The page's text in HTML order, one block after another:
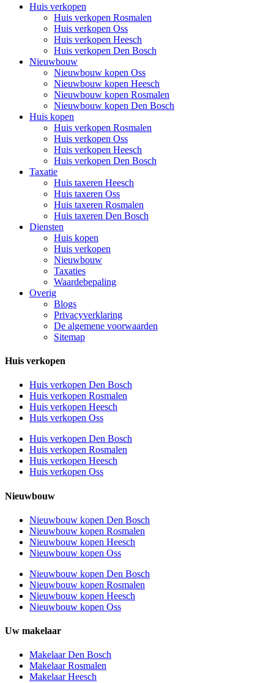
Huis verkopen
Huis verkopen Rosmalen
Huis verkopen Oss
Huis verkopen Heesch
Huis verkopen Den Bosch
Nieuwbouw
Nieuwbouw kopen Oss
Nieuwbouw kopen Heesch
Nieuwbouw kopen Rosmalen
Nieuwbouw kopen Den Bosch
Huis kopen
Huis verkopen Rosmalen
Huis verkopen Oss
Huis verkopen Heesch
Huis verkopen Den Bosch
Taxatie
Huis taxeren Heesch
Huis taxeren Oss
Huis taxeren Rosmalen
Huis taxeren Den Bosch
Diensten
Huis kopen
Huis verkopen
Nieuwbouw
Taxaties
Waardebepaling
Overig
Blogs
Privacyverklaring
De algemene voorwaarden
Sitemap
Huis verkopen
Huis verkopen Den Bosch
Huis verkopen Rosmalen
Huis verkopen Heesch
Huis verkopen Oss
Huis verkopen Den Bosch
Huis verkopen Rosmalen
Huis verkopen Heesch
Huis verkopen Oss
Nieuwbouw
Nieuwbouw kopen Den Bosch
Nieuwbouw kopen Rosmalen
Nieuwbouw kopen Heesch
Nieuwbouw kopen Oss
Nieuwbouw kopen Den Bosch
Nieuwbouw kopen Rosmalen
Nieuwbouw kopen Heesch
Nieuwbouw kopen Oss
Uw makelaar
Makelaar Den Bosch
Makelaar Rosmalen
Makelaar Heesch